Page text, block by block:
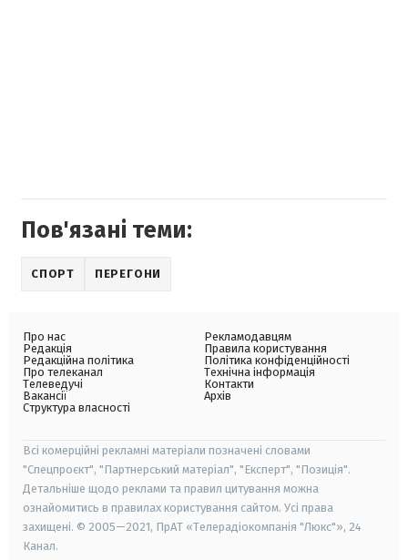
Пов'язані теми:
СПОРТ ПЕРЕГОНИ
Про нас
Редакція
Редакційна політика
Про телеканал
Телеведучі
Вакансії
Структура власності
Рекламодавцям
Правила користування
Політика конфіденційності
Технічна інформація
Контакти
Архів
Всі комерційні рекламні матеріали позначені словами
"Спецпроєкт", "Партнерський матеріал", "Експерт", "Позиція".
Детальніше щодо реклами та правил цитування можна
ознайомитись в правилах користування сайтом. Усі права
захищені. © 2005—2021, ПрАТ «Телерадіокомпанія "Люкс"», 24
Канал.